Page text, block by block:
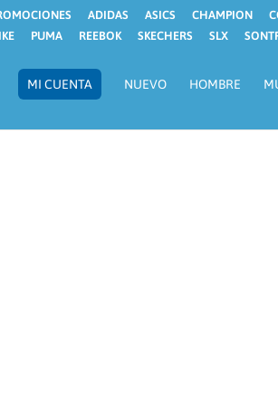
ADIDAS ASICS CHAMPION
PUMA REEBOK SKECHERS SLX
MI CUENTA NUEVO HOMBRE